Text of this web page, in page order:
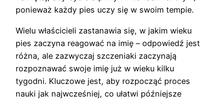
ponieważ każdy pies uczy się w swoim tempie.
Wielu właścicieli zastanawia się, w jakim wieku
pies zaczyna reagować na imię – odpowiedź jest
różna, ale zazwyczaj szczeniaki zaczynają
rozpoznawać swoje imię już w wieku kilku
tygodni. Kluczowe jest, aby rozpocząć proces
nauki jak najwcześniej, co ułatwi późniejsze